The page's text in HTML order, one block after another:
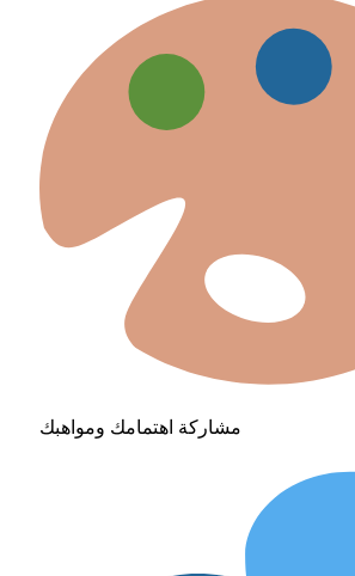
مشاركة اهتمامك ومواهبك